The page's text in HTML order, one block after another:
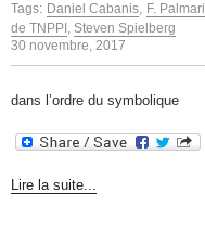
Tags: Daniel Cabanis, F. Palmari
de TNPPI , Steven Spielberg
30 novembre, 2017
dans l’ordre du symbolique
Lire la suite...